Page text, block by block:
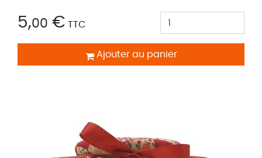
5,00 € TTC
Ajouter au panier